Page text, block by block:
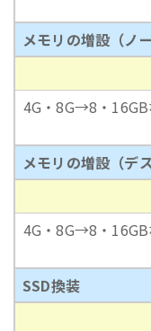
メモリの増設（ノ
4G・8G→8・
メモリの増設（デ
4G・8G→8・
SSD換装